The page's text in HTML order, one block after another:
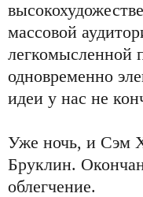
массовой
легкомысленной
одновременно
идеи у нас не
Уже ночь, и Сэм
Бруклин.
облегчение.